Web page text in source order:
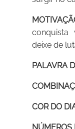
conquista
deixe de
PALAVRA
COR DO